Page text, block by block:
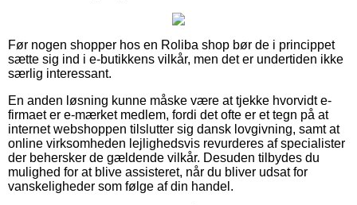
Før nogen shopper hos en Roliba shop bør de i princippet
sætte sig ind i e-butikkens vilkår, men det er undertiden ikke
særlig interessant.
En anden løsning kunne måske være at tjekke hvorvidt e-
firmaet er e-mærket medlem, fordi det ofte er et tegn på at
internet webshoppen tilslutter sig dansk lovgivning, samt at
online virksomheden lejlighedsvis revurderes af specialister
der behersker de gældende vilkår. Desuden tilbydes du
mulighed for at blive assisteret, når du bliver udsat for
vanskeligheder som følge af din handel.